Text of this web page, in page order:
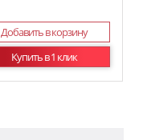
Добавить в корзину
Купить в 1 клик